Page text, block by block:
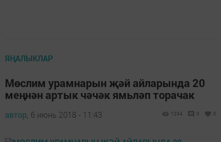
ЯҢАЛЫКЛАР
Мөслим урамнарын җәй айларында 20
меңнән артык чәчәк ямьләп торачак
автор, 6 июнь 2018 - 11:43 1234 0 0